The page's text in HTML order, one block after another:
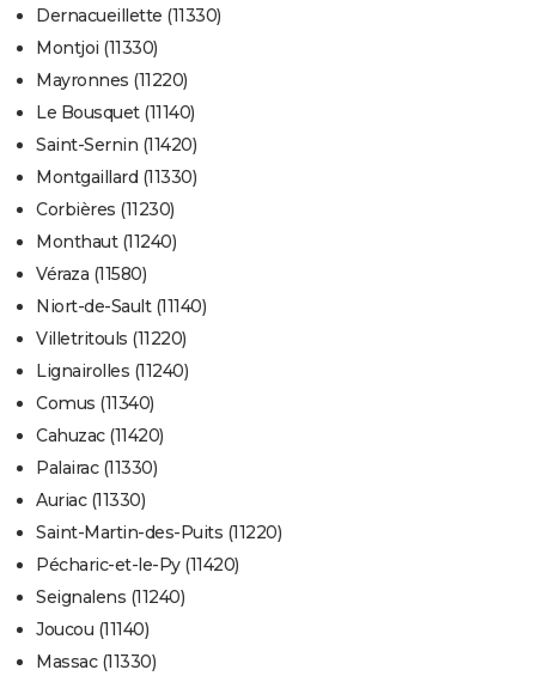
Dernacueillette (11330)
Montjoi (11330)
Mayronnes (11220)
Le Bousquet (11140)
Saint-Sernin (11420)
Montgaillard (11330)
Corbières (11230)
Monthaut (11240)
Véraza (11580)
Niort-de-Sault (11140)
Villetritouls (11220)
Lignairolles (11240)
Comus (11340)
Cahuzac (11420)
Palairac (11330)
Auriac (11330)
Saint-Martin-des-Puits (11220)
Pécharic-et-le-Py (11420)
Seignalens (11240)
Joucou (11140)
Massac (11330)